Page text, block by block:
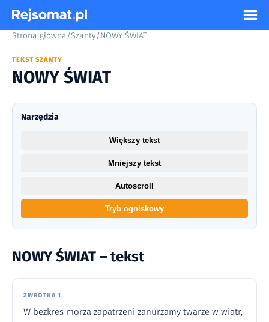
Strona główna/Szanty/NOWY ŚWIAT
TEKST SZANTY
NOWY ŚWIAT
NOWY ŚWIAT – tekst
ZWROTKA 1
W bezkres morza zapatrzeni zanurzamy twarze w wiatr,
Narzędzia
Większy tekst
Mniejszy tekst
Autoscroll
Tryb ogniskowy